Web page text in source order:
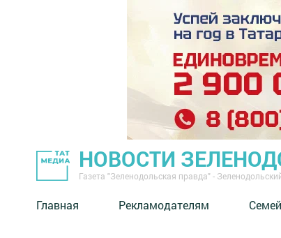
НОВОСТИ
Газета "Зеленодольская правда" -
Главная Рекламодателям